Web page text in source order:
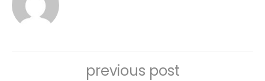
previous post